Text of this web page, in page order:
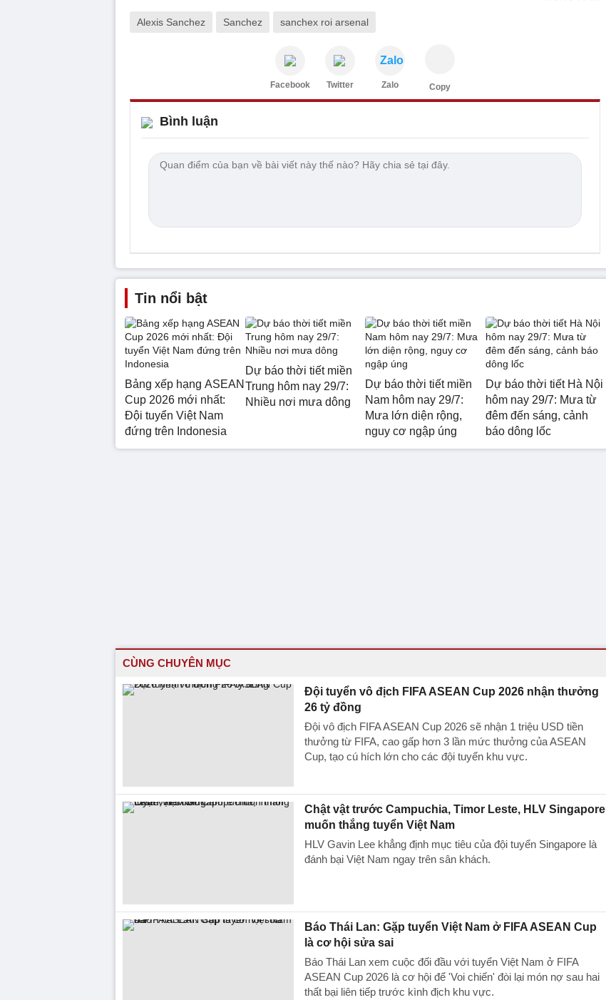
Alexis Sanchez Sanchez sanchex roi arsenal
Facebook Twitter
Zalo
Zalo Copy
Bình luận
Tin nổi bật
Bảng xếp hạng ASEAN
Cup 2026 mới nhất:
Đội tuyển Việt Nam
đứng trên Indonesia
Dự báo thời tiết miền
Trung hôm nay 29/7:
Nhiều nơi mưa dông
Dự báo thời tiết miền
Nam hôm nay 29/7:
Mưa lớn diện rộng,
nguy cơ ngập úng
Dự báo thời tiết Hà Nội
hôm nay 29/7: Mưa từ
đêm đến sáng, cảnh
báo dông lốc
CÙNG CHUYÊN MỤC
Đội tuyển vô địch FIFA ASEAN Cup 2026 nhận thưởng
26 tỷ đồng
Đội vô địch FIFA ASEAN Cup 2026 sẽ nhận 1 triệu USD tiền
thưởng từ FIFA, cao gấp hơn 3 lần mức thưởng của ASEAN
Cup, tạo cú hích lớn cho các đội tuyển khu vực.
Chật vật trước Campuchia, Timor Leste, HLV Singapore
muốn thắng tuyển Việt Nam
HLV Gavin Lee khẳng định mục tiêu của đội tuyển Singapore là
đánh bại Việt Nam ngay trên sân khách.
Báo Thái Lan: Gặp tuyển Việt Nam ở FIFA ASEAN Cup
là cơ hội sửa sai
Báo Thái Lan xem cuộc đối đầu với tuyển Việt Nam ở FIFA
ASEAN Cup 2026 là cơ hội để 'Voi chiến' đòi lại món nợ sau hai
thất bại liên tiếp trước kình địch khu vực.